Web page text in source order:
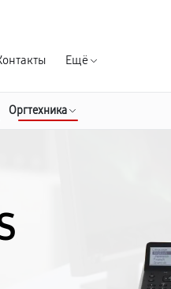
Ещё
Оргтехника